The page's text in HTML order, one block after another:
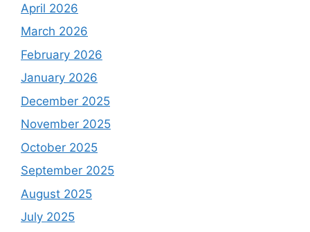
April 2026
March 2026
February 2026
January 2026
December 2025
November 2025
October 2025
September 2025
August 2025
July 2025